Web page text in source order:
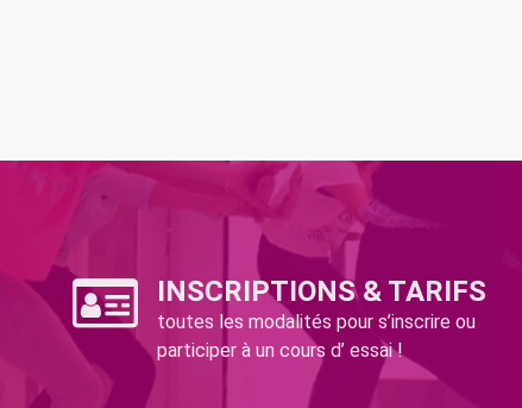
INSCRIPTIONS & TARIFS
toutes les modalités pour s’inscrire ou
participer à un cours d’ essai !